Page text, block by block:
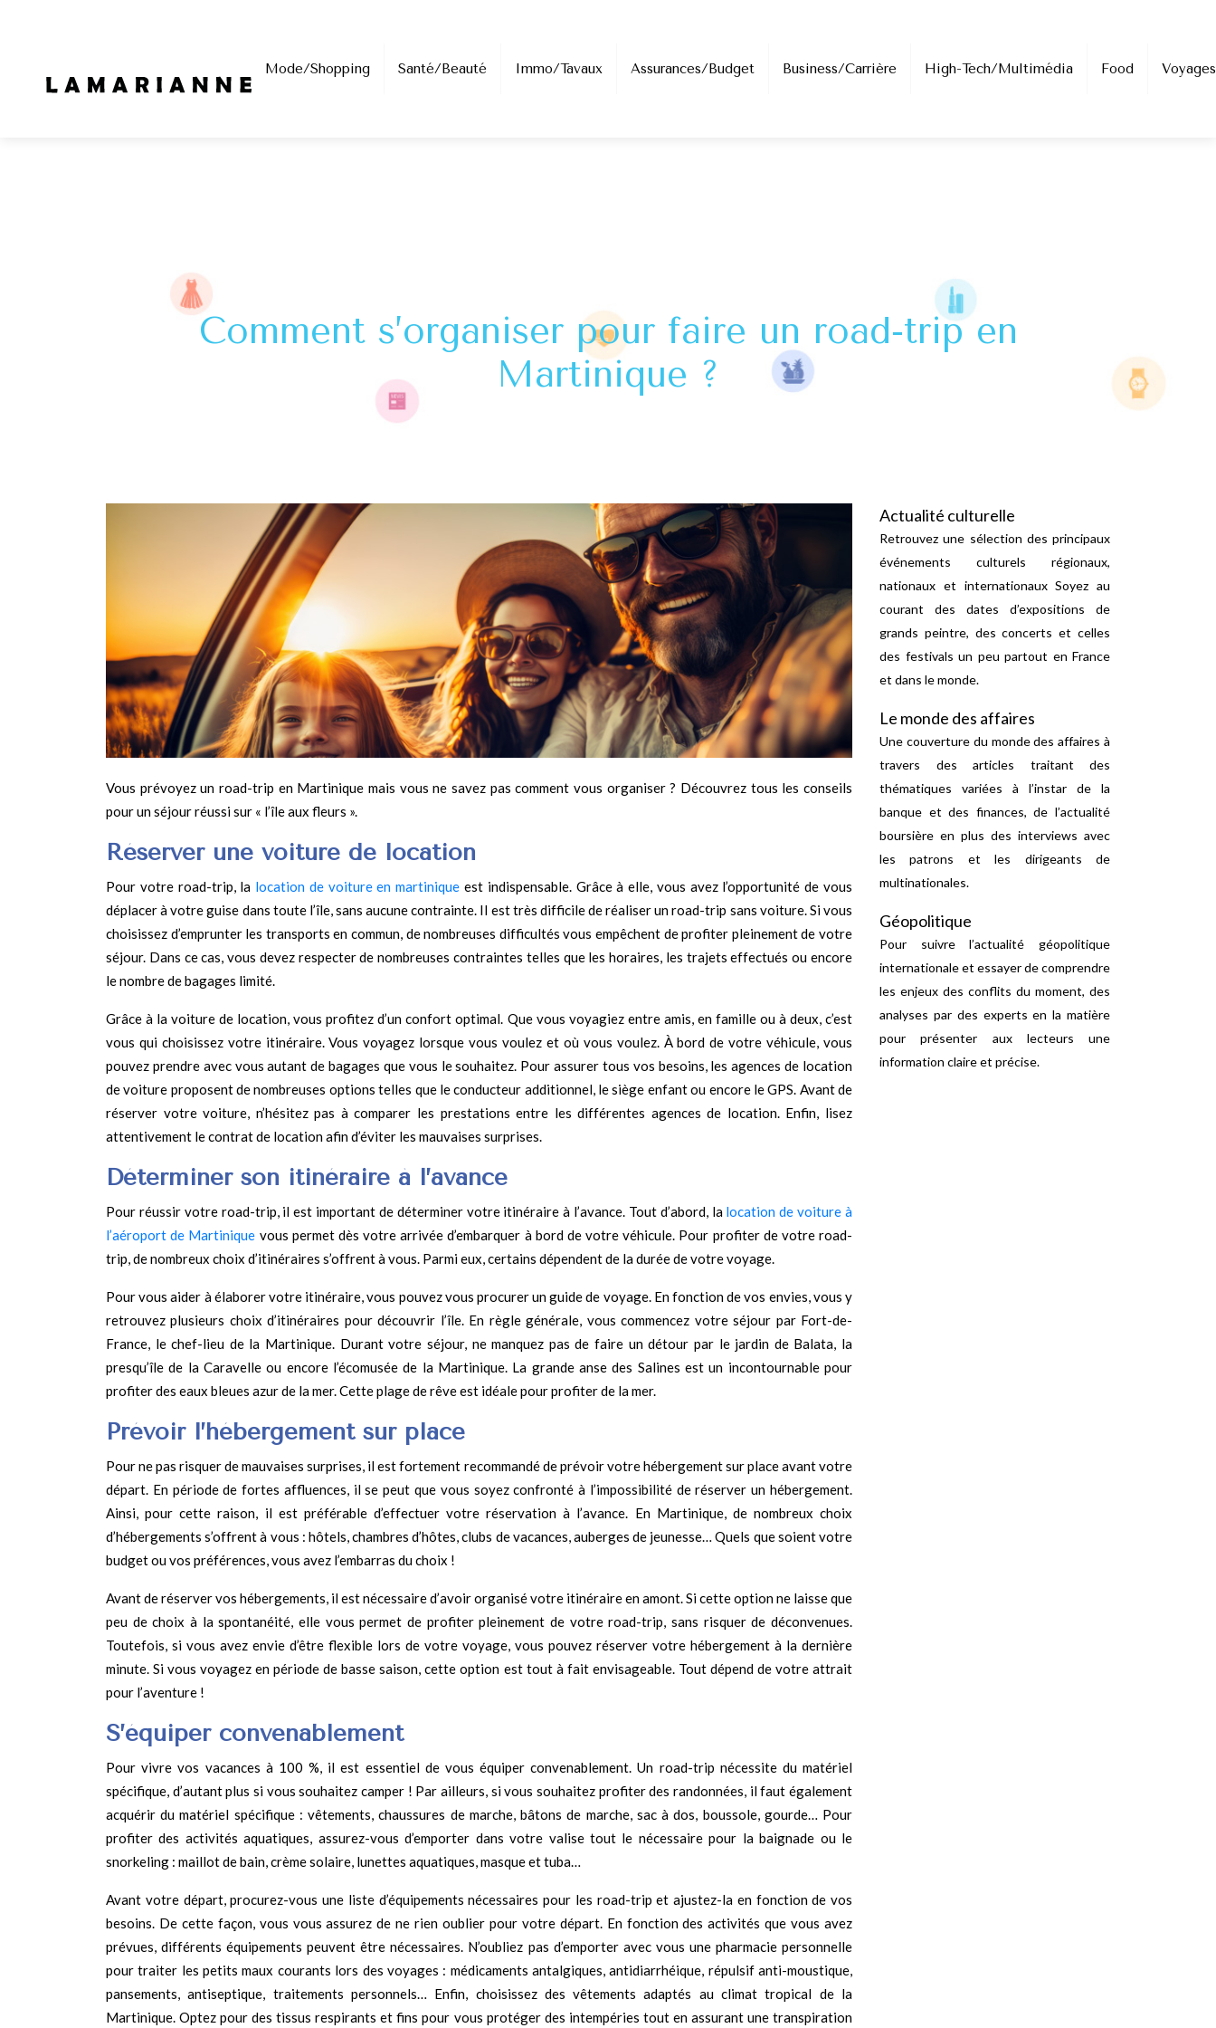
Mode/Shopping Santé/Beauté Immo/Tavaux Assurances/Budget Business/Carrière High-Tech/Multimédia Food Voyages
Comment s’organiser pour faire un road-trip en
Martinique ?
Vous prévoyez un road-trip en Martinique mais vous ne savez pas comment vous organiser ? Découvrez tous les conseils
pour un séjour réussi sur « l’île aux fleurs ».
Réserver une voiture de location
Pour votre road-trip, la location de voiture en martinique est indispensable. Grâce à elle, vous avez l’opportunité de vous
déplacer à votre guise dans toute l’île, sans aucune contrainte. Il est très difficile de réaliser un road-trip sans voiture. Si vous
choisissez d’emprunter les transports en commun, de nombreuses difficultés vous empêchent de profiter pleinement de votre
séjour. Dans ce cas, vous devez respecter de nombreuses contraintes telles que les horaires, les trajets effectués ou encore
le nombre de bagages limité.
Grâce à la voiture de location, vous profitez d’un confort optimal. Que vous voyagiez entre amis, en famille ou à deux, c’est
vous qui choisissez votre itinéraire. Vous voyagez lorsque vous voulez et où vous voulez. À bord de votre véhicule, vous
pouvez prendre avec vous autant de bagages que vous le souhaitez. Pour assurer tous vos besoins, les agences de location
de voiture proposent de nombreuses options telles que le conducteur additionnel, le siège enfant ou encore le GPS. Avant de
réserver votre voiture, n’hésitez pas à comparer les prestations entre les différentes agences de location. Enfin, lisez
attentivement le contrat de location afin d’éviter les mauvaises surprises.
Déterminer son itinéraire à l’avance
Pour réussir votre road-trip, il est important de déterminer votre itinéraire à l’avance. Tout d’abord, la location de voiture à
l’aéroport de Martinique vous permet dès votre arrivée d’embarquer à bord de votre véhicule. Pour profiter de votre road-
trip, de nombreux choix d’itinéraires s’offrent à vous. Parmi eux, certains dépendent de la durée de votre voyage.
Pour vous aider à élaborer votre itinéraire, vous pouvez vous procurer un guide de voyage. En fonction de vos envies, vous y
retrouvez plusieurs choix d’itinéraires pour découvrir l’île. En règle générale, vous commencez votre séjour par Fort-de-
France, le chef-lieu de la Martinique. Durant votre séjour, ne manquez pas de faire un détour par le jardin de Balata, la
presqu’île de la Caravelle ou encore l’écomusée de la Martinique. La grande anse des Salines est un incontournable pour
profiter des eaux bleues azur de la mer. Cette plage de rêve est idéale pour profiter de la mer.
Prévoir l’hébergement sur place
Pour ne pas risquer de mauvaises surprises, il est fortement recommandé de prévoir votre hébergement sur place avant votre
départ. En période de fortes affluences, il se peut que vous soyez confronté à l’impossibilité de réserver un hébergement.
Ainsi, pour cette raison, il est préférable d’effectuer votre réservation à l’avance. En Martinique, de nombreux choix
d’hébergements s’offrent à vous : hôtels, chambres d’hôtes, clubs de vacances, auberges de jeunesse… Quels que soient votre
budget ou vos préférences, vous avez l’embarras du choix !
Avant de réserver vos hébergements, il est nécessaire d’avoir organisé votre itinéraire en amont. Si cette option ne laisse que
peu de choix à la spontanéité, elle vous permet de profiter pleinement de votre road-trip, sans risquer de déconvenues.
Toutefois, si vous avez envie d’être flexible lors de votre voyage, vous pouvez réserver votre hébergement à la dernière
minute. Si vous voyagez en période de basse saison, cette option est tout à fait envisageable. Tout dépend de votre attrait
pour l’aventure !
S’équiper convenablement
Pour vivre vos vacances à 100 %, il est essentiel de vous équiper convenablement. Un road-trip nécessite du matériel
spécifique, d’autant plus si vous souhaitez camper ! Par ailleurs, si vous souhaitez profiter des randonnées, il faut également
acquérir du matériel spécifique : vêtements, chaussures de marche, bâtons de marche, sac à dos, boussole, gourde… Pour
profiter des activités aquatiques, assurez-vous d’emporter dans votre valise tout le nécessaire pour la baignade ou le
snorkeling : maillot de bain, crème solaire, lunettes aquatiques, masque et tuba…
Avant votre départ, procurez-vous une liste d’équipements nécessaires pour les road-trip et ajustez-la en fonction de vos
besoins. De cette façon, vous vous assurez de ne rien oublier pour votre départ. En fonction des activités que vous avez
prévues, différents équipements peuvent être nécessaires. N’oubliez pas d’emporter avec vous une pharmacie personnelle
pour traiter les petits maux courants lors des voyages : médicaments antalgiques, antidiarrhéique, répulsif anti-moustique,
pansements, antiseptique, traitements personnels… Enfin, choisissez des vêtements adaptés au climat tropical de la
Martinique. Optez pour des tissus respirants et fins pour vous protéger des intempéries tout en assurant une transpiration
Actualité culturelle
Retrouvez une sélection des principaux
événements culturels régionaux,
nationaux et internationaux Soyez au
courant des dates d’expositions de
grands peintre, des concerts et celles
des festivals un peu partout en France
et dans le monde.
Le monde des affaires
Une couverture du monde des affaires à
travers des articles traitant des
thématiques variées à l’instar de la
banque et des finances, de l’actualité
boursière en plus des interviews avec
les patrons et les dirigeants de
multinationales.
Géopolitique
Pour suivre l’actualité géopolitique
internationale et essayer de comprendre
les enjeux des conflits du moment, des
analyses par des experts en la matière
pour présenter aux lecteurs une
information claire et précise.